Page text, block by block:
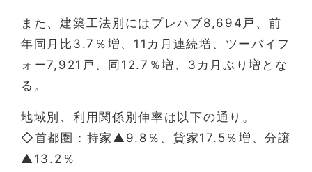
また、建築工法別にはプレハブ8,694戸、前
年同月比3.7％増、11カ月連続増、ツーバイフ
ォー7,921戸、同12.7％増、3カ月ぶり増とな
る。
地域別、利用関係別伸率は以下の通り。
◇首都圏：持家▲9.8％、貸家17.5％増、分譲
▲13.2％